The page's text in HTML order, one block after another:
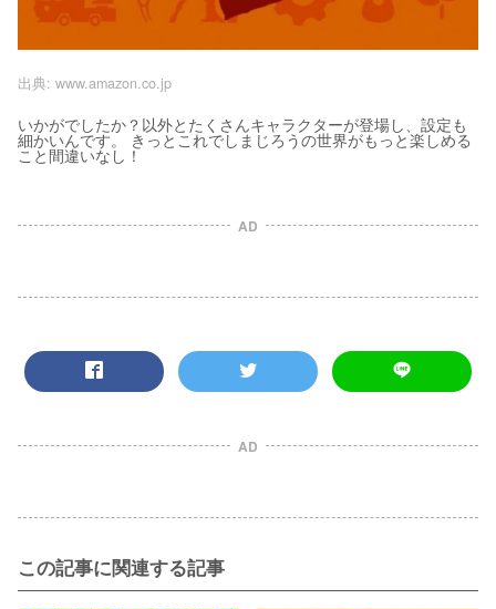
出典: www.amazon.co.jp
いかがでしたか？以外とたくさんキャラクターが登場し、設定も
細かいんです。 きっとこれでしまじろうの世界がもっと楽しめる
こと間違いなし！
AD
AD
この記事に関連する記事